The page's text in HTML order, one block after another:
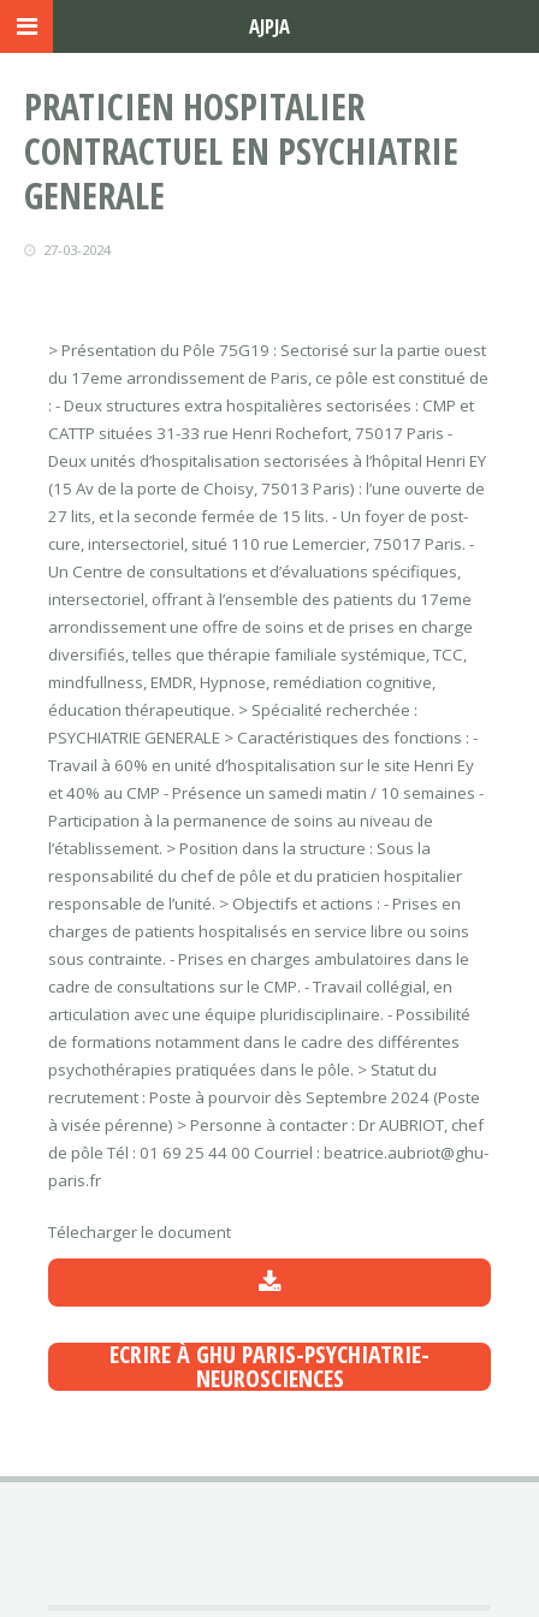
PRATICIEN HOSPITALIER
CONTRACTUEL EN PSYCHIATRIE
GENERALE
27-03-2024
> Présentation du Pôle 75G19 : Sectorisé sur la partie ouest
du 17eme arrondissement de Paris, ce pôle est constitué de
: - Deux structures extra hospitalières sectorisées : CMP et
CATTP situées 31-33 rue Henri Rochefort, 75017 Paris -
Deux unités d’hospitalisation sectorisées à l’hôpital Henri EY
(15 Av de la porte de Choisy, 75013 Paris) : l’une ouverte de
27 lits, et la seconde fermée de 15 lits. - Un foyer de post-
cure, intersectoriel, situé 110 rue Lemercier, 75017 Paris. -
Un Centre de consultations et d’évaluations spécifiques,
intersectoriel, offrant à l’ensemble des patients du 17eme
arrondissement une offre de soins et de prises en charge
diversifiés, telles que thérapie familiale systémique, TCC,
mindfullness, EMDR, Hypnose, remédiation cognitive,
éducation thérapeutique. > Spécialité recherchée :
PSYCHIATRIE GENERALE > Caractéristiques des fonctions : -
Travail à 60% en unité d’hospitalisation sur le site Henri Ey
et 40% au CMP - Présence un samedi matin / 10 semaines -
Participation à la permanence de soins au niveau de
l’établissement. > Position dans la structure : Sous la
responsabilité du chef de pôle et du praticien hospitalier
responsable de l’unité. > Objectifs et actions : - Prises en
charges de patients hospitalisés en service libre ou soins
sous contrainte. - Prises en charges ambulatoires dans le
cadre de consultations sur le CMP. - Travail collégial, en
articulation avec une équipe pluridisciplinaire. - Possibilité
de formations notamment dans le cadre des différentes
psychothérapies pratiquées dans le pôle. > Statut du
recrutement : Poste à pourvoir dès Septembre 2024 (Poste
à visée pérenne) > Personne à contacter : Dr AUBRIOT, chef
de pôle Tél : 01 69 25 44 00 Courriel : beatrice.aubriot@ghu-
paris.fr
Télecharger le document
ECRIRE À GHU PARIS-PSYCHIATRIE-
NEUROSCIENCES
AJPJA